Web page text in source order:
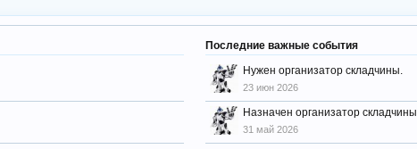
Последние важные события
Нужен организатор складчины.
23 июн 2026
Назначен организатор складчины.
31 май 2026